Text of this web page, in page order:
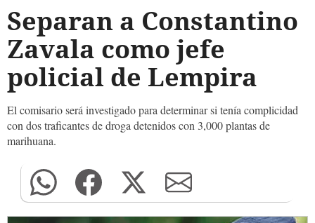
Separan a Constantino
Zavala como jefe
policial de Lempira
El comisario será investigado para determinar si tenía complicidad
con dos traficantes de droga detenidos con 3,000 plantas de
marihuana.